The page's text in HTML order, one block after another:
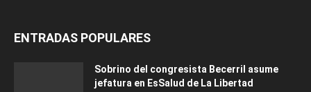
ENTRADAS POPULARES
Sobrino del congresista Becerril asume
jefatura en EsSalud de La Libertad